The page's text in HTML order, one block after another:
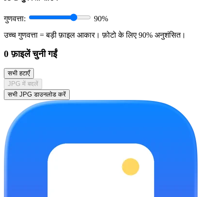
गुणवत्ता:
90%
उच्च गुणवत्ता = बड़ी फ़ाइल आकार। फ़ोटो के लिए 90% अनुशंसित।
0 फ़ाइलें चुनी गईं
सभी हटाएँ
JPG में बदलें
सभी JPG डाउनलोड करें